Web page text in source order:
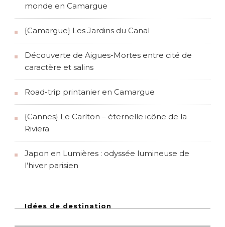
monde en Camargue
{Camargue} Les Jardins du Canal
Découverte de Aigues-Mortes entre cité de
caractère et salins
Road-trip printanier en Camargue
{Cannes} Le Carlton – éternelle icône de la
Riviera
Japon en Lumières : odyssée lumineuse de
l’hiver parisien
Idées de destination